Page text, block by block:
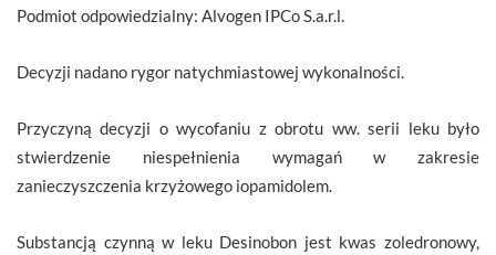
Podmiot odpowiedzialny: Alvogen IPCo S.a.r.l.
Decyzji nadano rygor natychmiastowej wykonalności.
Przyczyną decyzji o wycofaniu z obrotu ww. serii leku było
stwierdzenie niespełnienia wymagań w zakresie
zanieczyszczenia krzyżowego iopamidolem.
Substancją czynną w leku Desinobon jest kwas zoledronowy,